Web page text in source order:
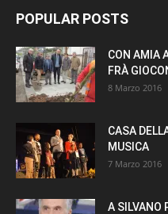
POPULAR POSTS
CON AMIA
FRÀ
8 Marzo 2016
CASA
MUSICA
7 Marzo 2016
A SILVANO